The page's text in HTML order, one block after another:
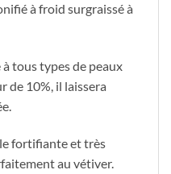
à froid surgraissé à
tous types de peaux
de 10%, il laissera
fortifiante et très
au vétiver.